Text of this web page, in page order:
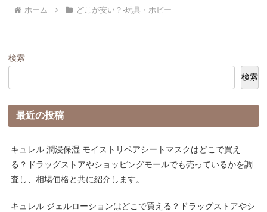
ホーム どこが安い？-玩具・ホビー
検索
検索
最近の投稿
キュレル 潤浸保湿 モイストリペアシートマスクはどこで買え
る？ドラッグストアやショッピングモールでも売っているかを調
査し、相場価格と共に紹介します。
キュレル ジェルローションはどこで買える？ドラッグストアやシ